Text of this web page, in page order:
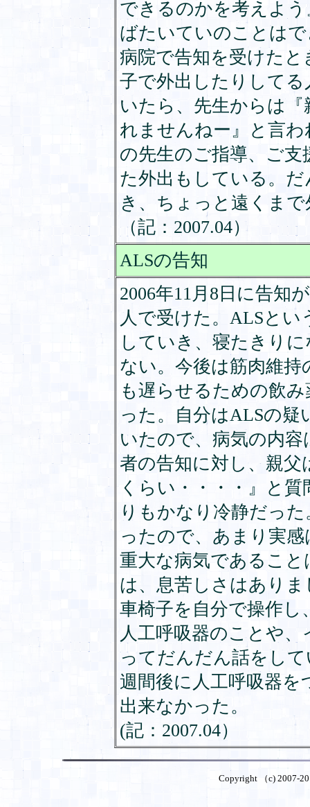
できるのかを考えよ
ばたいていのことは
病院で告知を受けた
子で外出したりして
いたら、先生からは
れませんねー』と言
の先生のご指導、ご
た外出もしている。
き、ちょっと遠くま
（記：2007.04）
ALSの告知
2006年11月8日に告知
人で受けた。ALSとい
していき、寝たきり
ない。今後は筋肉維
も遅らせるための飲
った。自分はALSの
いたので、病気の内
者の告知に対し、親
くらい・・・・』と
りもかなり冷静だっ
ったので、あまり実
重大な病気であるこ
は、息苦しさはあり
車椅子を自分で操作
人工呼吸器のことや
ってだんだん話をし
週間後に人工呼吸器
出来なかった。
(記：2007.04）
Copyright （c) 2007-